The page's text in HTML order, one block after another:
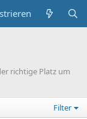
richtige Platz um
Filter